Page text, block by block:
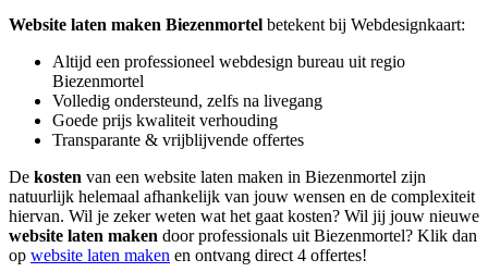
Website laten maken Biezenmortel betekent bij Webdesignkaart:
Altijd een professioneel webdesign bureau uit regio
Biezenmortel
Volledig ondersteund, zelfs na livegang
Goede prijs kwaliteit verhouding
Transparante & vrijblijvende offertes
De kosten van een website laten maken in Biezenmortel zijn
natuurlijk helemaal afhankelijk van jouw wensen en de complexiteit
hiervan. Wil je zeker weten wat het gaat kosten? Wil jij jouw nieuwe
website laten maken door professionals uit Biezenmortel? Klik dan
op website laten maken en ontvang direct 4 offertes!